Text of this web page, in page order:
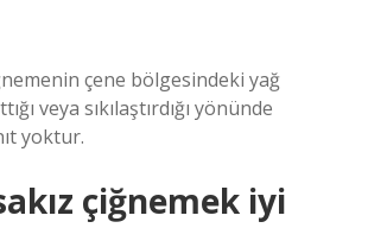
çene bölgesindeki yağ
veya sıkılaştırdığı yönünde
yoktur.
çiğnemek iyi